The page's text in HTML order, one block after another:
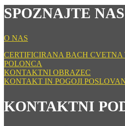
SPOZNAJTE
O NAS
CERTIFICIRANA BACH CVETNA
POLONCA
KONTAKTNI OBRAZEC
KONTAKT IN POGOJI
KONTAKTNI